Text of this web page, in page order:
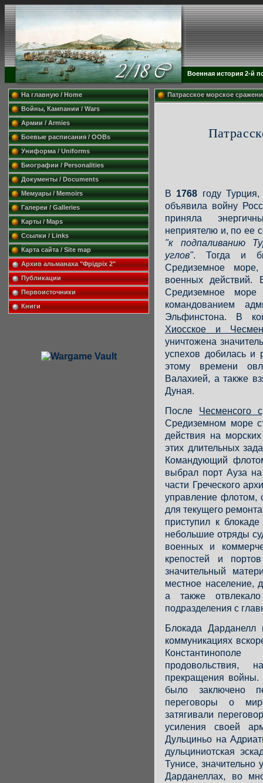
Военная история 2-й
На главную / Home
Войны, Кампании / Wars
Армии / Armies
Боевые расписания / OOBs
Униформа / Uniforms
Биографии / Personalities
Документы / Documents
Мемуары / Memoirs
Галереи / Galleries
Карты / Maps
Ссылки / Links
Карта сайта / Site map
Архив альманаха "Фрiдрiх 2"
Публикации
Первоисточники
Книги
Патрасское морское
В 1768 году
объявила войну
приняла
неприятелю и, по ее
"к подпаливанию
углов". Тогда и
Средиземное
военных
Средиземное
командованием
Эльфинстона. В
Хиосское и
уничтожена
успехов добилась и
этому времени
Валахией, а также
Дуная.
После Чесменсого
Средиземном море
действия на
этих длительных
Командующий
выбрал порт Ауза
части Греческого
управление флотом,
для текущего
приступил к
небольшие отряды
военных и
крепостей и
значительный
местное население,
а также
подразделения с
Блокада Дарданелл
коммуникациях
продовольствия,
прекращения войны.
было заключено
переговоры о
затягивали
усиления своей
Дульциньо на
дульциниотская
Тунисе, значительно
Дарданеллах, во